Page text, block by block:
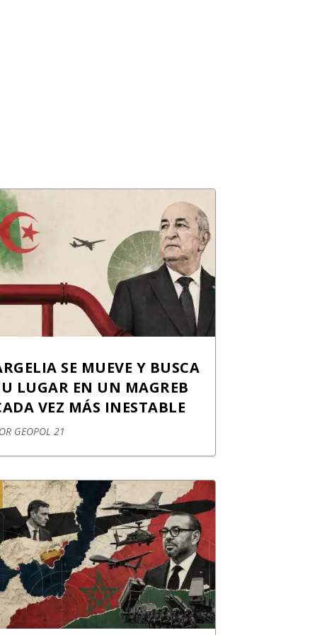
SE MUEVE Y BUSCA
LUGAR EN UN MAGREB
VEZ MÁS INESTABLE
GEOPOL 21